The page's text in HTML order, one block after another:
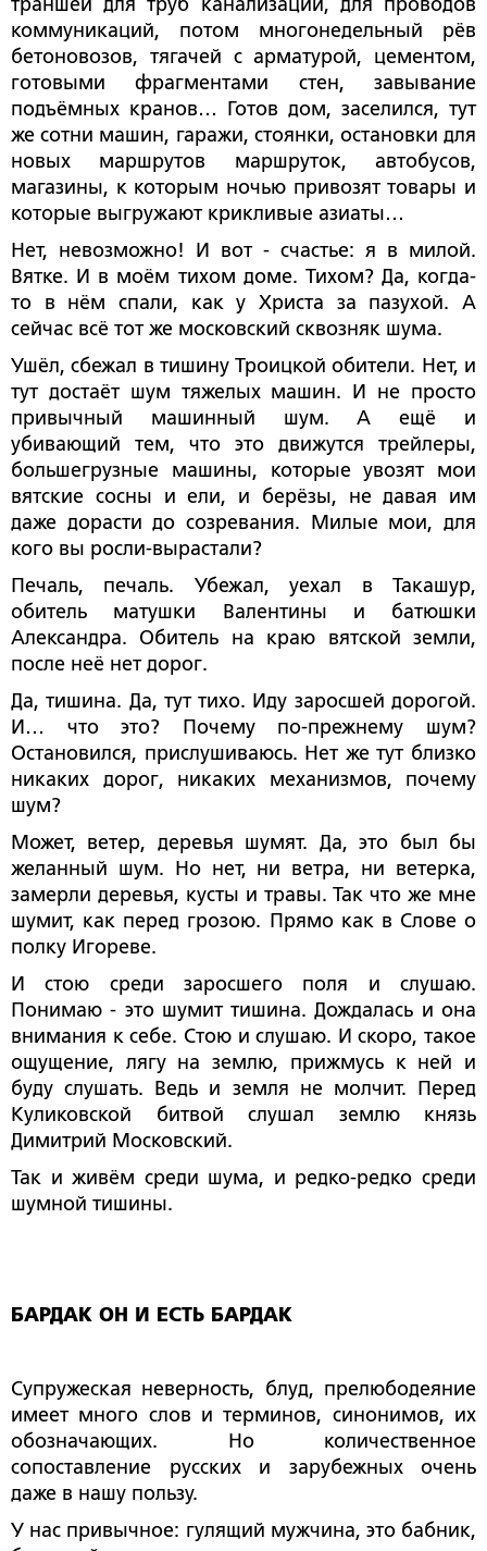
коммуникаций, потом многонедельный рёв
бетоновозов, тягачей с арматурой, цементом,
готовыми фрагментами стен, завывание
подъёмных кранов… Готов дом, заселился, тут
же сотни машин, гаражи, стоянки, остановки для
новых маршрутов маршруток, автобусов,
магазины, к которым ночью привозят товары и
которые выгружают крикливые азиаты…
Нет, невозможно! И вот - счастье: я в милой.
Вятке. И в моём тихом доме. Тихом? Да, когда-
то в нём спали, как у Христа за пазухой. А
сейчас всё тот же московский сквозняк шума.
Ушёл, сбежал в тишину Троицкой обители. Нет, и
тут достаёт шум тяжелых машин. И не просто
привычный машинный шум. А ещё и
убивающий тем, что это движутся трейлеры,
большегрузные машины, которые увозят мои
вятские сосны и ели, и берёзы, не давая им
даже дорасти до созревания. Милые мои, для
кого вы росли-вырастали?
Печаль, печаль. Убежал, уехал в Такашур,
обитель матушки Валентины и батюшки
Александра. Обитель на краю вятской земли,
после неё нет дорог.
Да, тишина. Да, тут тихо. Иду заросшей дорогой.
И… что это? Почему по-прежнему шум?
Остановился, прислушиваюсь. Нет же тут близко
никаких дорог, никаких механизмов, почему
шум?
Может, ветер, деревья шумят. Да, это был бы
желанный шум. Но нет, ни ветра, ни ветерка,
замерли деревья, кусты и травы. Так что же мне
шумит, как перед грозою. Прямо как в Слове о
полку Игореве.
И стою среди заросшего поля и слушаю.
Понимаю - это шумит тишина. Дождалась и она
внимания к себе. Стою и слушаю. И скоро, такое
ощущение, лягу на землю, прижмусь к ней и
буду слушать. Ведь и земля не молчит. Перед
Куликовской битвой слушал землю князь
Димитрий Московский.
Так и живём среди шума, и редко-редко среди
шумной тишины.
БАРДАК ОН И ЕСТЬ БАРДАК
Супружеская неверность, блуд, прелюбодеяние
имеет много слов и терминов, синонимов, их
обозначающих. Но количественное
сопоставление русских и зарубежных очень
даже в нашу пользу.
У нас привычное: гулящий мужчина, это бабник,